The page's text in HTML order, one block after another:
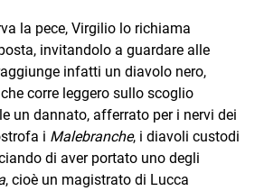
la pece, Virgilio lo richiama
invitandolo a guardare alle
infatti un diavolo nero,
corre leggero sullo scoglio
un dannato, afferrato per i nervi dei
i Malebranche, i diavoli custodi
di aver portato uno degli
, cioè un magistrato di Lucca